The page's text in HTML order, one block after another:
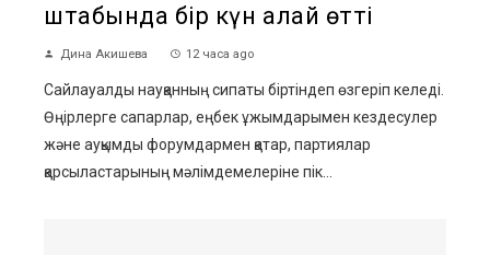
штабында бір күн қалай өтті
Дина Акишева 12 часа ago
Сайлауалды науқанның сипаты біртіндеп өзгеріп келеді.
Өңірлерге сапарлар, еңбек ұжымдарымен кездесулер
және ауқымды форумдармен қатар, партиялар
қарсыластарының мәлімдемелеріне пік...